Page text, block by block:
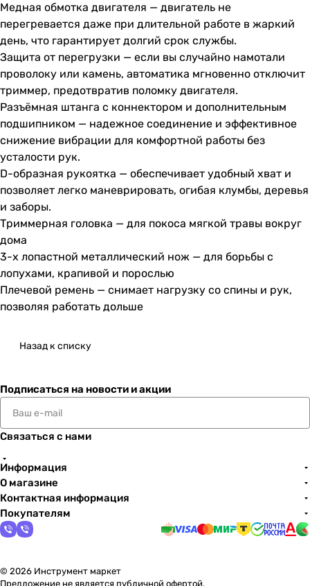
Медная обмотка двигателя — двигатель не
перегревается даже при длительной работе в жаркий
день, что гарантирует долгий срок службы.
Защита от перегрузки — если вы случайно намотали
проволоку или камень, автоматика мгновенно отключит
триммер, предотвратив поломку двигателя.
Разъёмная штанга с коннектором и дополнительным
подшипником — надежное соединение и эффективное
снижение вибрации для комфортной работы без
усталости рук.
D-образная рукоятка — обеспечивает удобный хват и
позволяет легко маневрировать, огибая клумбы, деревья
и заборы.
Триммерная головка — для покоса мягкой травы вокруг
дома
3-х лопастной металлический нож — для борьбы с
лопухами, крапивой и порослью
Плечевой ремень — снимает нагрузку со спины и рук,
позволяя работать дольше
Назад к списку
Подписаться на новости и акции
Связаться с нами
Информация
О магазине
Контактная информация
Покупателям
© 2026 Инструмент маркет
Предложение не является публичной офертой.